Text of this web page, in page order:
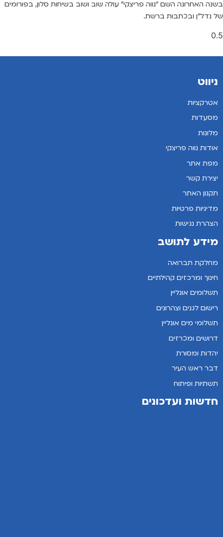
בשנה האחרונה השם “נווה פריצקי” עולה שוב ושוב בשיחות סלון, בפורומים
של נדל”ן ובכתבות ברשת.
ניווט
אטרקציות
מסעדות
מלונות
אודות נווה פריצקי
מפת אתר
יצירת קשר
תקנון האתר
מדיניות פרטיות
הצהרת נגישות
מידע לתושב
מחלקת תברואה
חינוך ומרכזים קהילתיים
תשלומים אונליין
רישום לגנים וצהרונים
תשלומי מים אונליין
דרושים ומכרזים
יהדות ומסורת
דבר ראש העיר
תשתיות ופיתוח
חדשות ועדכונים